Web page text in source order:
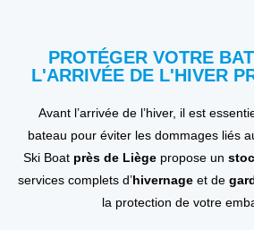
PROTÉGER VOTRE
L'ARRIVÉE DE L'HIVER
Avant l’arrivée de l’hiver, il est
bateau pour éviter les dommages liés
Ski Boat près de Liègepropose un
services complets d’hivernage et de
la protection de votre